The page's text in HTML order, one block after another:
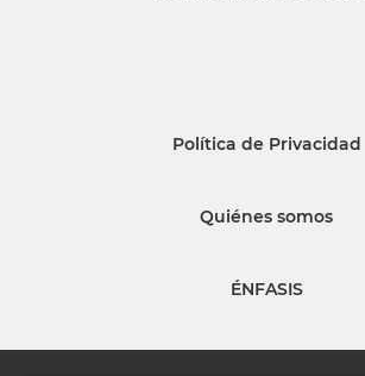
Política de Privacidad
Quiénes somos
ÉNFASIS